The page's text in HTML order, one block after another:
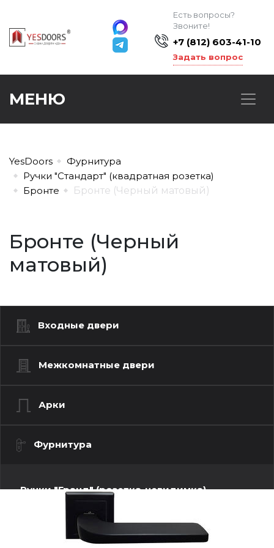
Есть вопросы?
Звоните!
+7 (812) 603-41-10
Задать вопрос
МЕНЮ
YesDoors
Фурнитура
Ручки "Стандарт" (квадратная розетка)
Бронте
Бронте (Черный матовый)
Бронте (Черный
матовый)
Входные двери
Межкомнатные двери
Арки
Фурнитура
Ручки "Гранд" (розетка-невидимка)
Ручки "Люкс" (моно квадрат)
Ручки "Люкс" (моно-круг)